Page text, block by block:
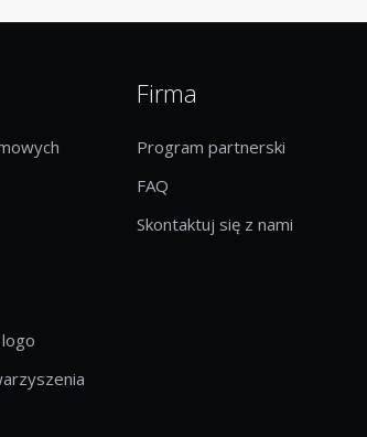
Firma
Program partnerski
FAQ
Skontaktuj się z nami